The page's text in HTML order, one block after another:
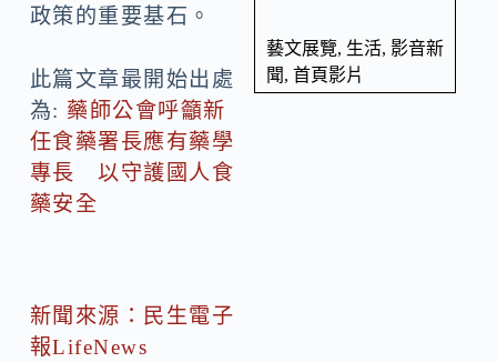
政策的重要基石。
此篇文章最開始出處
為: 藥師公會呼籲新
任食藥署長應有藥學
專長 以守護國人食
藥安全
新聞來源：民生電子
報LifeNews
藝文展覽, 生活, 影音新
聞, 首頁影片